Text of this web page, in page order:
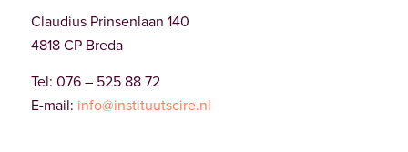
Claudius Prinsenlaan 140
4818 CP Breda
Tel: 076 – 525 88 72
E-mail: info@instituutscire.nl